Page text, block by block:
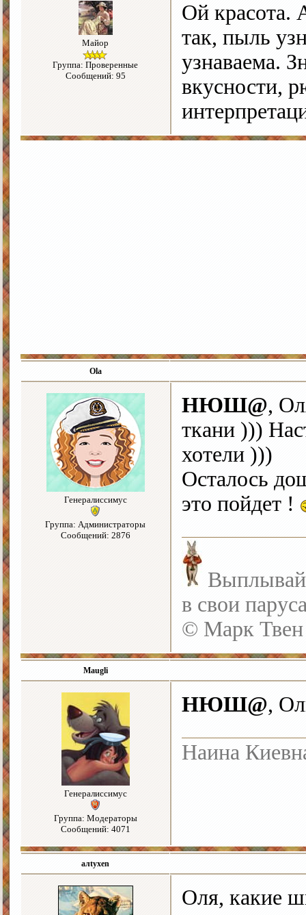
Майор
Группа: Проверенные
Сообщений: 95
Ой красота.
так, пыль
узнаваема.
вкусности,
Ola
Генералиссимус
Группа: Администраторы
Сообщений: 2876
НЮШ@,
ткани )))
хотели )))
Осталось
это пойдет !
в свои
© Марк Твен
Maugli
Генералиссимус
Группа: Модераторы
Сообщений: 4071
НЮШ@,
Наина
алtyxen
Оля, какие